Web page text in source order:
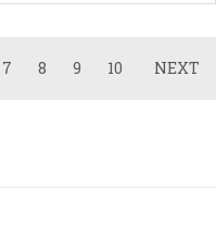
7 8 9 10 NEXT